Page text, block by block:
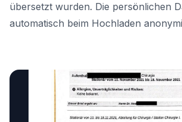
übersetzt wurden. Die persönlichen
automatisch beim Hochladen